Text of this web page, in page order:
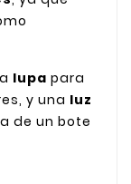
lupa para
y una luz
de un bote